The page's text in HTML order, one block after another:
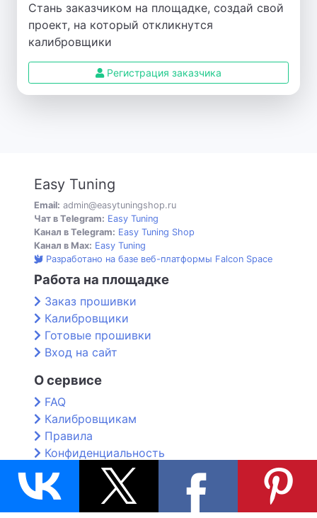
Стань заказчиком на площадке, создай свой
проект, на который откликнутся
калибровщики
Регистрация заказчика
Easy Tuning
Email: admin@easytuningshop.ru
Чат в Telegram: Easy Tuning
Канал в Telegram: Easy Tuning Shop
Канал в Max: Easy Tuning
Разработано на базе веб-платформы Falcon Space
Работа на площадке
Заказ прошивки
Калибровщики
Готовые прошивки
Вход на сайт
О сервисе
FAQ
Калибровщикам
Правила
Конфиденциальность
Контакты